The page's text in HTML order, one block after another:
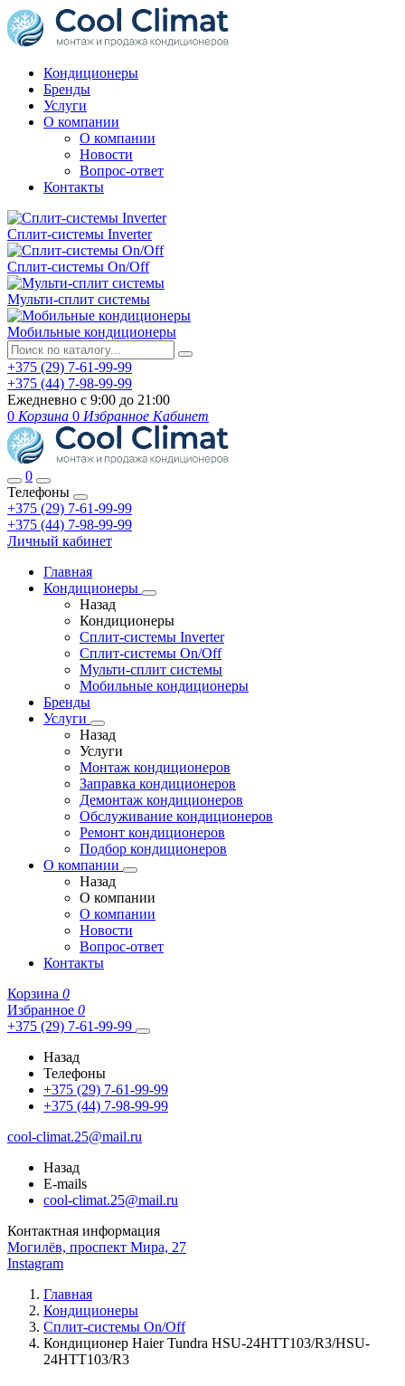
Кондиционеры
Бренды
Услуги
О компании
О компании
Новости
Вопрос-ответ
Контакты
Сплит-системы Inverter
Сплит-системы On/Off
Мульти-сплит системы
Мобильные кондиционеры
+375 (29) 7-61-99-99
+375 (44) 7-98-99-99
Ежедневно с 9:00 до 21:00
0 Корзина 0 Избранное Кабинет
0
Телефоны
+375 (29) 7-61-99-99
+375 (44) 7-98-99-99
Личный кабинет
Главная
Кондиционеры
Назад
Кондиционеры
Сплит-системы Inverter
Сплит-системы On/Off
Мульти-сплит системы
Мобильные кондиционеры
Бренды
Услуги
Назад
Услуги
Монтаж кондиционеров
Заправка кондиционеров
Демонтаж кондиционеров
Обслуживание кондиционеров
Ремонт кондиционеров
Подбор кондиционеров
О компании
Назад
О компании
О компании
Новости
Вопрос-ответ
Контакты
Корзина 0
Избранное 0
+375 (29) 7-61-99-99
Назад
Телефоны
+375 (29) 7-61-99-99
+375 (44) 7-98-99-99
cool-climat.25@mail.ru
Назад
E-mails
cool-climat.25@mail.ru
Контактная информация
Могилёв, проспект Мира, 27
Instagram
Главная
Кондиционеры
Сплит-системы On/Off
Кондиционер Haier Tundra HSU-24HTT103/R3/HSU-
24HTT103/R3